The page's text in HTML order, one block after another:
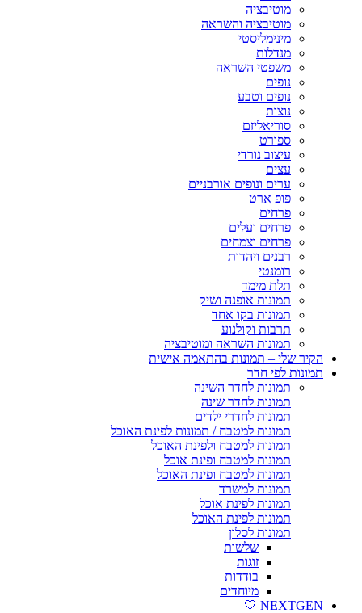
מוטיבציה
מוטיבציה והשראה
מינימליסטי
מנדלות
משפטי השראה
נופים
נופים וטבע
נוצות
סוריאליזם
ספורט
עיצוב נורדי
עצים
ערים ונופים אורבניים
פופ ארט
פרחים
פרחים ועלים
פרחים וצמחים
רבנים ויהדות
רומנטי
תלת מימד
תמונות אופנה ושיק
תמונות בקו אחד
תרבות וקולנוע
תמונות השראה ומוטיבציה
הקיר שלי – תמונות בהתאמה אישית
תמונות לפי חדר
תמונות לחדר השינה
תמונות לחדר שינה
תמונות לחדרי ילדים
תמונות למטבח / תמונות לפינת האוכל
תמונות למטבח ולפינת האוכל
תמונות למטבח ופינת אוכל
תמונות למטבח ופינת האוכל
תמונות למשרד
תמונות לפינת אוכל
תמונות לפינת האוכל
תמונות לסלון
שלשות
זוגות
בודדות
מיוחדים
NEXTGEN 🤍